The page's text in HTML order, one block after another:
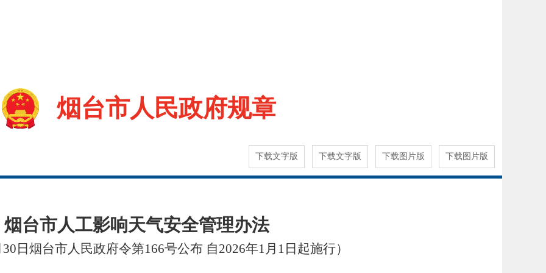
烟台市人民政府规章
下载文字版 下载文字版 下载图片版 下载图片版
烟台市人工影响天气安全管理办法
30日烟台市人民政府令第166号公布 自2026年1月1日起施行）